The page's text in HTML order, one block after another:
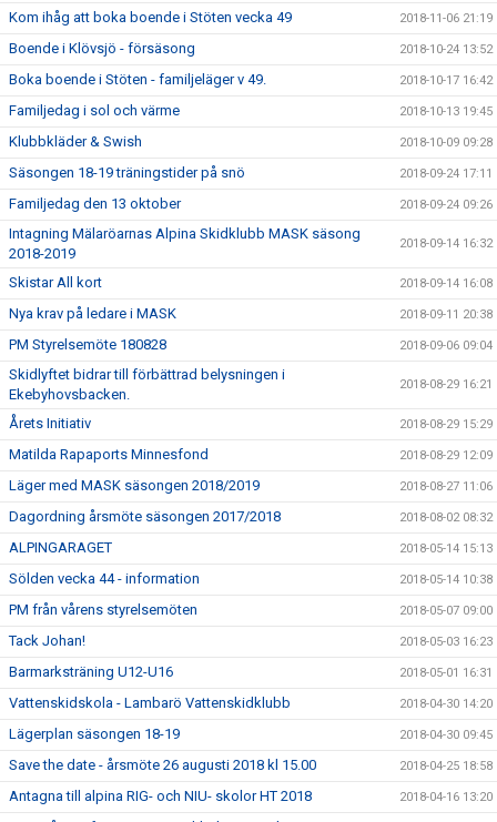
Kom ihåg att boka boende i Stöten vecka 49 2018-11-06 21:19
Boende i Klövsjö - försäsong 2018-10-24 13:52
Boka boende i Stöten - familjeläger v 49. 2018-10-17 16:42
Familjedag i sol och värme 2018-10-13 19:45
Klubbkläder & Swish 2018-10-09 09:28
Säsongen 18-19 träningstider på snö 2018-09-24 17:11
Familjedag den 13 oktober 2018-09-24 09:26
Intagning Mälaröarnas Alpina Skidklubb MASK säsong
2018-2019
2018-09-14 16:32
Skistar All kort 2018-09-14 16:08
Nya krav på ledare i MASK 2018-09-11 20:38
PM Styrelsemöte 180828 2018-09-06 09:04
Skidlyftet bidrar till förbättrad belysningen i
Ekebyhovsbacken.
2018-08-29 16:21
Årets Initiativ 2018-08-29 15:29
Matilda Rapaports Minnesfond 2018-08-29 12:09
Läger med MASK säsongen 2018/2019 2018-08-27 11:06
Dagordning årsmöte säsongen 2017/2018 2018-08-02 08:32
ALPINGARAGET 2018-05-14 15:13
Sölden vecka 44 - information 2018-05-14 10:38
PM från vårens styrelsemöten 2018-05-07 09:00
Tack Johan! 2018-05-03 16:23
Barmarksträning U12-U16 2018-05-01 16:31
Vattenskidskola - Lambarö Vattenskidklubb 2018-04-30 14:20
Lägerplan säsongen 18-19 2018-04-30 09:45
Save the date - årsmöte 26 augusti 2018 kl 15.00 2018-04-25 18:58
Antagna till alpina RIG- och NIU- skolor HT 2018 2018-04-16 13:20